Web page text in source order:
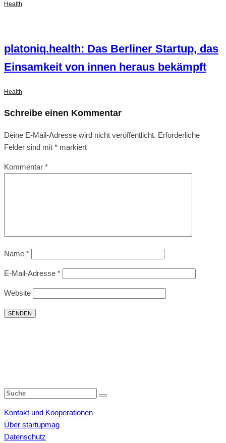
Health
platoniq.health: Das Berliner Startup, das
Einsamkeit von innen heraus bekämpft
Health
Schreibe einen Kommentar
Deine E-Mail-Adresse wird nicht veröffentlicht. Erforderliche
Felder sind mit * markiert
Kommentar *
Name *
E-Mail-Adresse *
Website
Kontakt und Kooperationen
Über startupmag
Datenschutz